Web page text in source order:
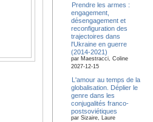
Prendre les armes :
engagement,
désengagement et
reconfiguration des
trajectoires dans
l'Ukraine en guerre
(2014-2021)
par Maestracci, Coline
2027-12-15
L'amour au temps de la
globalisation. Déplier le
genre dans les
conjugalités franco-
postsoviétiques
par Sizaire, Laure